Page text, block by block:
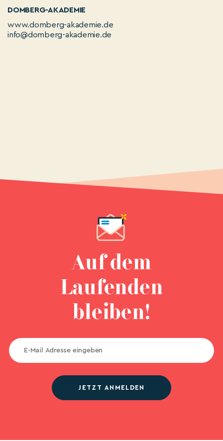
DOMBERG-AKADEMIE
www.domberg-akademie.de
info@domberg-akademie.de
Auf dem
Laufenden
bleiben!
JETZT ANMELDEN